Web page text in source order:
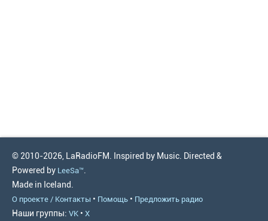
© 2010-2026, LaRadioFM. Inspired by Music. Directed &
Powered by LeeSa™.
Made in Iceland.
О проекте / Контакты • Помощь • Предложить радио
Наши группы: VK • X